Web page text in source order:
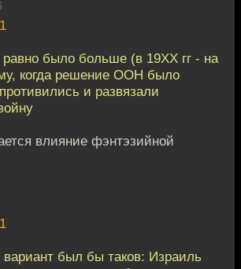
было больше (в 19ХХ гг - на
когда решение ООН было
и развязали
влияние фэнтэзийной
был бы таков: Израиль